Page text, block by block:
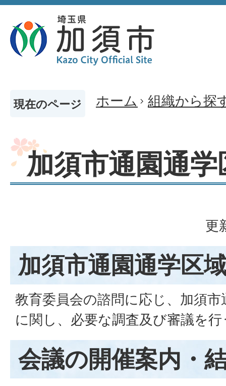
現在のページ ホーム 組織から探
加須市通園通
更
加須市通園通学区
教育委員会の諮問に応じ、加須
に関し、必要な調査及び審議を
会議の開催案内・